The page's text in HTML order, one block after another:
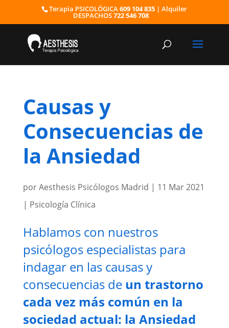
Terapia PSICOLÓGICA609 104 835 | Alquiler
DESPACHOS722 546 708
Causas y
Consecuencias de
la Ansiedad
porAesthesis Psicólogos Madrid | 11 Mar 2021
| Psicología Clínica
Hablamos con nuestros
psicólogos especialistas para
indagar en las causas y
consecuencias de un trastorno
cada vez más común en la
sociedad actual: la Ansiedad